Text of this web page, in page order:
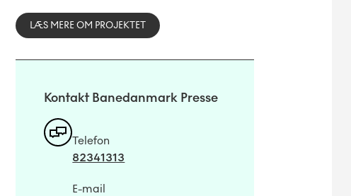
LÆS MERE OM PROJEKTET
Kontakt Banedanmark Presse
Telefon
82341313
E-mail